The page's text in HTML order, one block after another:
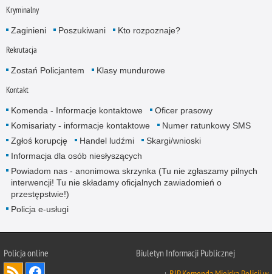
Kryminalny
Zaginieni Poszukiwani Kto rozpoznaje?
Rekrutacja
Zostań Policjantem Klasy mundurowe
Kontakt
Komenda - Informacje kontaktowe
Oficer prasowy
Komisariaty - informacje kontaktowe
Numer ratunkowy SMS
Zgłoś korupcję
Handel ludźmi
Skargi/wnioski
Informacja dla osób niesłyszących
Powiadom nas - anonimowa skrzynka (Tu nie zgłaszamy pilnych
interwencji! Tu nie składamy oficjalnych zawiadomień o
przestępstwie!)
Policja e-usługi
Policja online
Biuletyn Informacji Publicznej